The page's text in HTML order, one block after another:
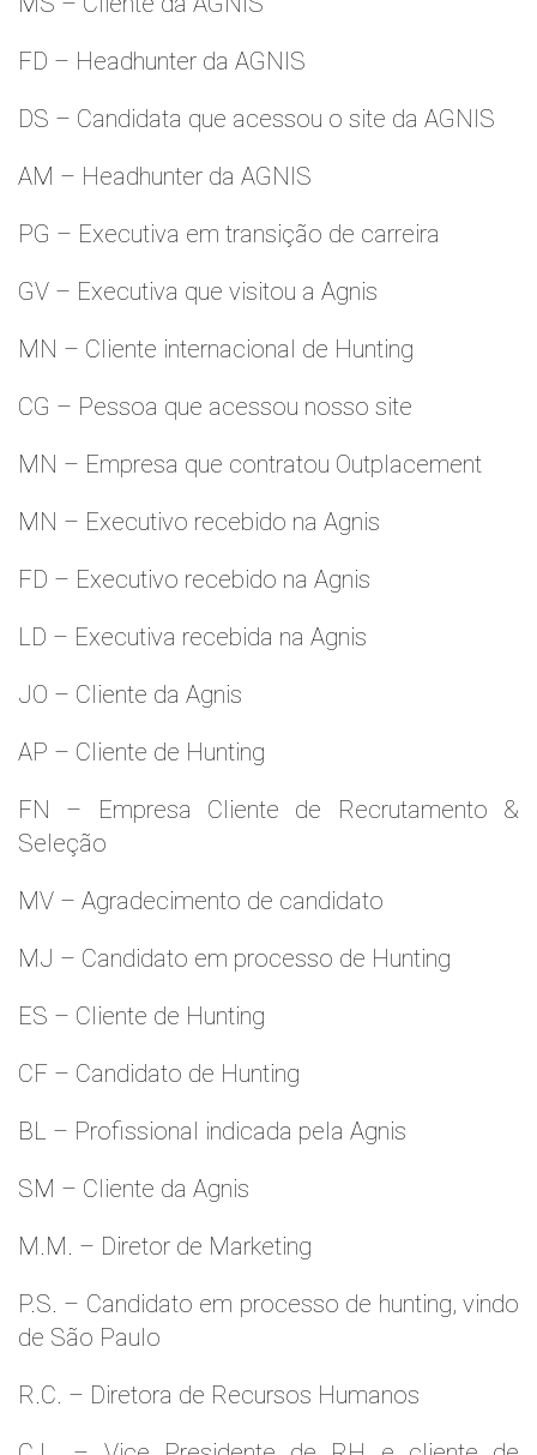
FD – Headhunter da AGNIS
DS – Candidata que acessou o site da AGNIS
AM – Headhunter da AGNIS
PG – Executiva em transição de carreira
GV – Executiva que visitou a Agnis
MN – Cliente internacional de Hunting
CG – Pessoa que acessou nosso site
MN – Empresa que contratou Outplacement
MN – Executivo recebido na Agnis
FD – Executivo recebido na Agnis
LD – Executiva recebida na Agnis
JO – Cliente da Agnis
AP – Cliente de Hunting
FN – Empresa Cliente de Recrutamento &
Seleção
MV – Agradecimento de candidato
MJ – Candidato em processo de Hunting
ES – Cliente de Hunting
CF – Candidato de Hunting
BL – Profissional indicada pela Agnis
SM – Cliente da Agnis
M.M. – Diretor de Marketing
P.S. – Candidato em processo de hunting, vindo
de São Paulo
R.C. – Diretora de Recursos Humanos